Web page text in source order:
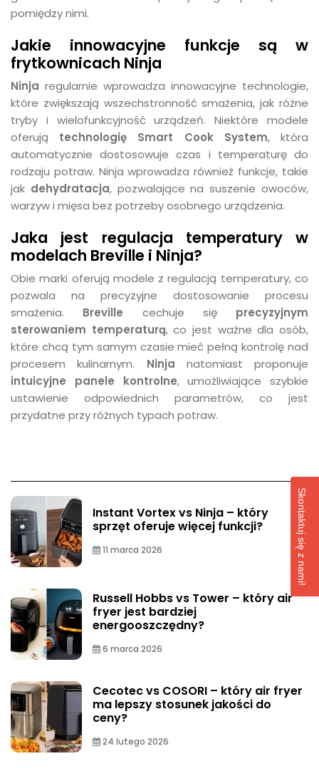
pomiędzy nimi.
Jakie innowacyjne funkcje są w
frytkownicach Ninja
Ninja regularnie wprowadza innowacyjne technologie,
które zwiększają wszechstronność smażenia, jak różne
tryby i wielofunkcyjność urządzeń. Niektóre modele
oferują technologię Smart Cook System, która
automatycznie dostosowuje czas i temperaturę do
rodzaju potraw. Ninja wprowadza również funkcje, takie
jak dehydratacja, pozwalające na suszenie owoców,
warzyw i mięsa bez potrzeby osobnego urządzenia.
Jaka jest regulacja temperatury w
modelach Breville i Ninja?
Obie marki oferują modele z regulacją temperatury, co
pozwala na precyzyjne dostosowanie procesu
smażenia. Breville cechuje się precyzyjnym
sterowaniem temperaturą, co jest ważne dla osób,
które chcą tym samym czasie mieć pełną kontrolę nad
procesem kulinarnym. Ninja natomiast proponuje
intuicyjne panele kontrolne, umożliwiające szybkie
ustawienie odpowiednich parametrów, co jest
przydatne przy różnych typach potraw.
Instant Vortex vs Ninja – który
sprzęt oferuje więcej funkcji?
11 marca 2026
Russell Hobbs vs Tower – który air
fryer jest bardziej
energooszczędny?
6 marca 2026
Cecotec vs COSORI – który air fryer
ma lepszy stosunek jakości do
ceny?
24 lutego 2026
Skontaktuj się z nami!